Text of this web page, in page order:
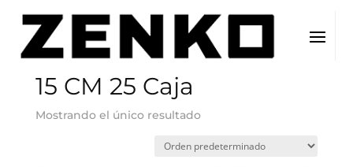
Inicio / Tamaño del producto / 15 CM 25 Caja
15 CM 25 Caja
Mostrando el único resultado